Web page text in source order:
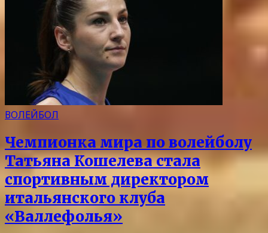
ВОЛЕЙБОЛ
Чемпионка мира по волейболу
Татьяна Кошелева стала
спортивным директором
итальянского клуба
«Валлефолья»